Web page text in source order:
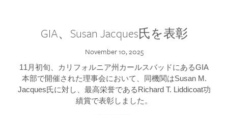
GIA、Susan Jacques氏を表彰
November 10, 2025
11月初旬、カリフォルニア州カールスバッドにあるGIA
本部で開催された理事会において、同機関はSusan M.
Jacques氏に対し、最高栄誉であるRichard T. Liddicoat功
績賞で表彰しました。